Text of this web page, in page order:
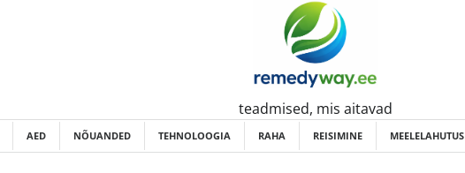
teadmised, mis aitavad
AED NÕUANDED TEHNOLOOGIA RAHA REISIMINE MEELELAHUTUS